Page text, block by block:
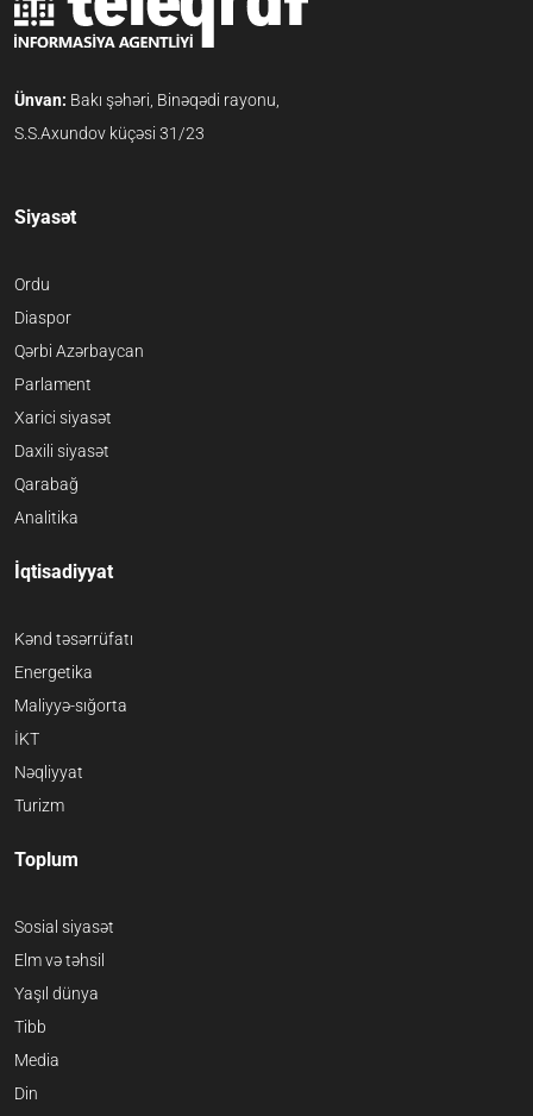
Ünvan: Bakı şəhəri, Binəqədi rayonu,
S.S.Axundov küçəsi 31/23
Siyasət
Ordu
Diaspor
Qərbi Azərbaycan
Parlament
Xarici siyasət
Daxili siyasət
Qarabağ
Analitika
İqtisadiyyat
Kənd təsərrüfatı
Energetika
Maliyyə-sığorta
İKT
Nəqliyyat
Turizm
Toplum
Sosial siyasət
Elm və təhsil
Yaşıl dünya
Tibb
Media
Din